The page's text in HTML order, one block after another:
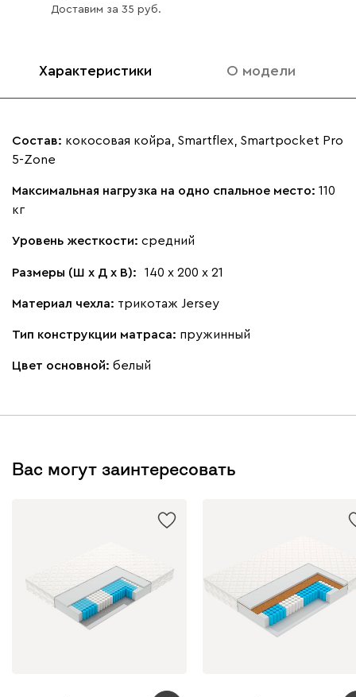
Доставим за 35
Характеристики О модели
Состав: кокосовая койра, Smartflex, Smartpocket Pro
5-Zone
Максимальная нагрузка на одно спальное место: 110
кг
Уровень жесткости: средний
Размеры (Ш х Д х В): 140 х 200 х 21
Материал чехла: трикотаж Jersey
Тип конструкции матраса: пружинный
Цвет основной: белый
Вас могут заинтересовать